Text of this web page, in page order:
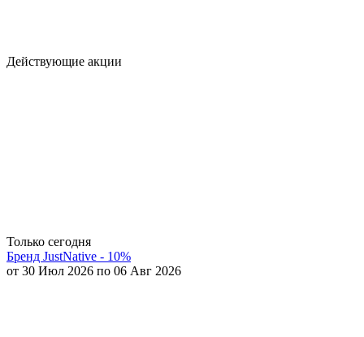
Действующие акции
Только сегодня
Бренд JustNative - 10%
от 30 Июл 2026 по 06 Авг 2026